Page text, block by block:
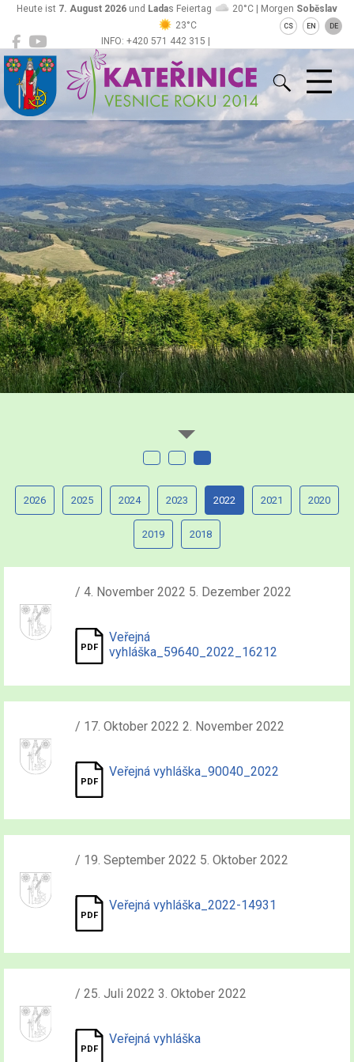
INFO: +420 571 442 315 |
ou@obeckaterinice.cz
Heute ist 7. August 2026 und Ladas Feiertag 20°C | Morgen Soběslav
23°C
CS EN DE
Kateřinice
2026 2025 2024 2023 2022 2021 2020
2019 2018
/ 4. November 2022 5. Dezember 2022
Veřejná
vyhláška_59640_2022_16212
/ 17. Oktober 2022 2. November 2022
Veřejná vyhláška_90040_2022
/ 19. September 2022 5. Oktober 2022
Veřejná vyhláška_2022-14931
/ 25. Juli 2022 3. Oktober 2022
Veřejná vyhláška